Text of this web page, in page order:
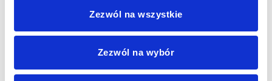
Zezwól na wszystkie
Zezwól na wybór
Serwisie ograniczone jest wyłącznie do danych
niezbędnych do realizacji Usług w Serwisie. Dane
realizacji zobowiązań wobec Klientów.